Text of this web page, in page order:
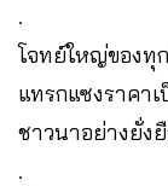
.
โจทย์ใหญ่ของทุ
แทรกแซงราคา
ชาวนาอย่างยั่ง
.